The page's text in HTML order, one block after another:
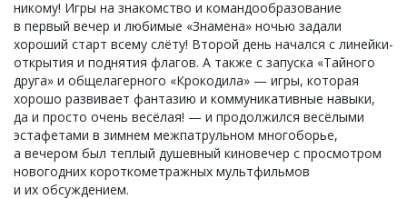
никому! Игры на знакомство и командообразование
в первый вечер и любимые «Знамена» ночью задали
хороший старт всему слёту! Второй день начался с линейки-
открытия и поднятия флагов. А также с запуска «Тайного
друга» и общелагерного «Крокодила» — игры, которая
хорошо развивает фантазию и коммуникативные навыки,
да и просто очень весёлая! — и продолжился весёлыми
эстафетами в зимнем межпатрульном многоборье,
а вечером был теплый душевный киновечер с просмотром
новогодних короткометражных мультфильмов
и их обсуждением.